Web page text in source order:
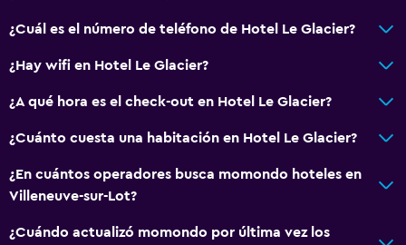
¿Cuál es el número de teléfono de Hotel Le Glacier?
¿Hay wifi en Hotel Le Glacier?
¿A qué hora es el check-out en Hotel Le Glacier?
¿Cuánto cuesta una habitación en Hotel Le Glacier?
¿En cuántos operadores busca momondo hoteles en
Villeneuve-sur-Lot?
¿Cuándo actualizó momondo por última vez los